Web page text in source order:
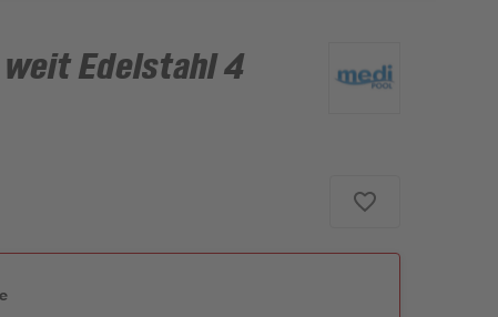
Edelstahl 4